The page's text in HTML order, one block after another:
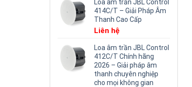
Loa âm trần JBL Control
414C/T – Giải Pháp Âm
Thanh Cao Cấp
Liên hệ
Loa âm trần JBL Control
412C/T Chính hãng
2026 – Giải pháp âm
thanh chuyên nghiệp
cho mọi không gian